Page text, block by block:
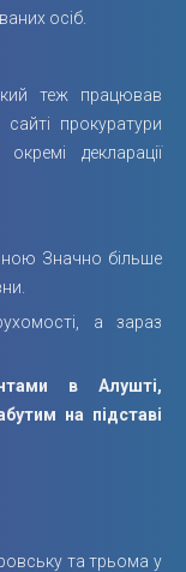
осіб.
теж працював
прокуратури
окремі декларації
Значно більше
а зараз
в Алушті,
на підставі
та трьома у